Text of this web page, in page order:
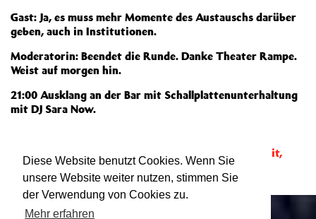
Diese Website benutzt Cookies. Wenn Sie
unsere Website weiter nutzen, stimmen Sie
der Verwendung von Cookies zu.
Mehr erfahren
Gast: Ja, es muss mehr Momente des Austauschs darüber
geben, auch in Institutionen.
Moderatorin: Beendet die Runde. Danke Theater Rampe.
Weist auf morgen hin.
21:00 Ausklang an der Bar mit Schallplattenunterhaltung
mit DJ Sara Now.
Protokoll zum Download:2.TAG_if you got it, give it,